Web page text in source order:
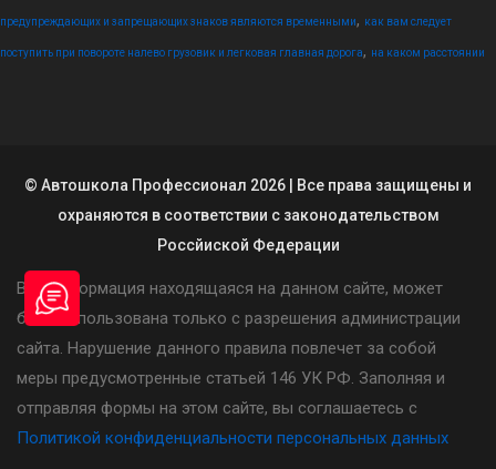
предупреждающих и запрещающих знаков являются временными, как вам следует
поступить при повороте налево грузовик и легковая главная дорога, на каком расстоянии
© Автошкола Профессионал 2026 | Все права защищены и
охраняются в соответствии с законодательством
Россйиской Федерации
Вся информация находящаяся на данном сайте, может
быть использована только с разрешения администрации
сайта. Нарушение данного правила повлечет за собой
меры предусмотренные статьей 146 УК РФ. Заполняя и
отправляя формы на этом сайте, вы соглашаетесь с
Политикой конфиденциальности персональных данных